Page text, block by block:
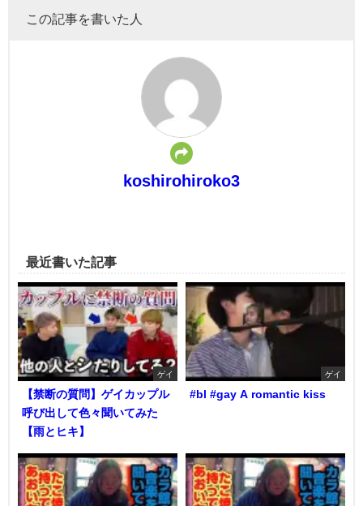
この記事を書いた人
koshirohiroko3
最近書いた記事
ゲイ
【禁断の質問】ゲイカップル
呼び出して色々聞いてみた
【雨とヒキ】
ゲイ
#bl #gay A romantic kiss